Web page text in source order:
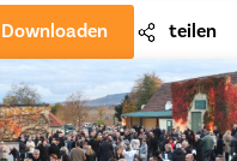
Downloaden teilen